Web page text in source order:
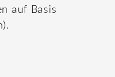
auf Basis